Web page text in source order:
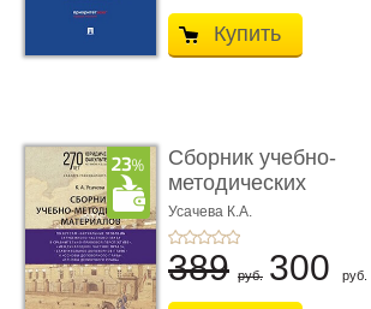
Купить
Сборник учебно-
методических
материалов по кур ...
Усачева К.А.
389 руб. 300 руб.